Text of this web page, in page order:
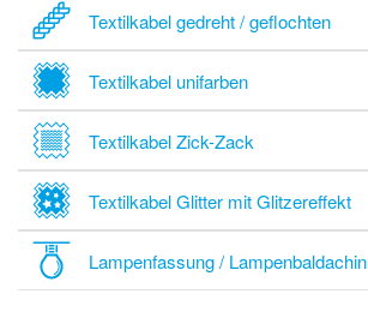
Textilkabel gedreht / geflochten
Textilkabel unifarben
Textilkabel Zick-Zack
Textilkabel Glitter mit Glitzereffekt
Lampenfassung / Lampenbaldachin